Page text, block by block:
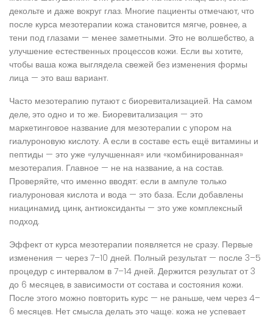
декольте и даже вокруг глаз. Многие пациенты отмечают, что
после курса мезотерапии кожа становится мягче, ровнее, а
тени под глазами — менее заметными. Это не волшебство, а
улучшение естественных процессов кожи. Если вы хотите,
чтобы ваша кожа выглядела свежей без изменения формы
лица — это ваш вариант.
Часто мезотерапию путают с биоревитализацией. На самом
деле, это одно и то же. Биоревитализация — это
маркетинговое название для мезотерапии с упором на
гиалуроновую кислоту. А если в составе есть ещё витамины и
пептиды — это уже «улучшенная» или «комбинированная»
мезотерапия. Главное — не на название, а на состав.
Проверяйте, что именно вводят: если в ампуле только
гиалуроновая кислота и вода — это база. Если добавлены
ниацинамид, цинк, антиоксиданты — это уже комплексный
подход.
Эффект от курса мезотерапии появляется не сразу. Первые
изменения — через 7–10 дней. Полный результат — после 3–5
процедур с интервалом в 7–14 дней. Держится результат от 3
до 6 месяцев, в зависимости от состава и состояния кожи.
После этого можно повторить курс — не раньше, чем через 4–
6 месяцев. Нет смысла делать это чаще: кожа не успевает